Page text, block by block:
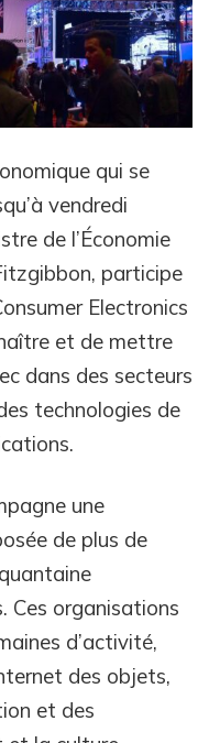
qui se
vendredi
de l’Économie
participe
Electronics
et de mettre
dans des secteurs
technologies de
une
de plus de
Ces organisations
d’activité,
des objets,
et des